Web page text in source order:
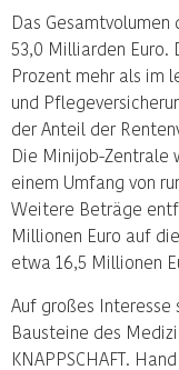
Das Gesamtvolumen
53,0 Milliarden Euro.
Prozent mehr als im
und
der Anteil der
Die Minijob-Zentrale
einem Umfang von
Weitere Beträge
Millionen Euro auf
etwa 16,5 Millionen
Auf großes Interesse
Bausteine des
KNAPPSCHAFT.